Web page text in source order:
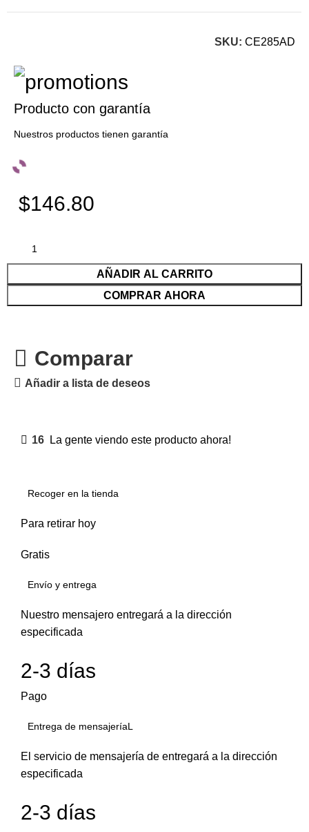
SKU: CE285AD
Producto con garantía
Nuestros productos tienen garantía
$146.80
AÑADIR AL CARRITO
COMPRAR AHORA
Comparar
Añadir a lista de deseos
16 La gente viendo este producto ahora!
Recoger en la tienda
Para retirar hoy
Gratis
Envío y entrega
Nuestro mensajero entregará a la dirección
especificada
2-3 días
Pago
Entrega de mensajeríaL
El servicio de mensajería de entregará a la dirección
especificada
2-3 días